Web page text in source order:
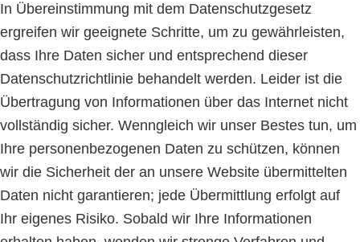
In Übereinstimmung mit dem Datenschutzgesetz
ergreifen wir geeignete Schritte, um zu gewährleisten,
dass Ihre Daten sicher und entsprechend dieser
Datenschutzrichtlinie behandelt werden. Leider ist die
Übertragung von Informationen über das Internet nicht
vollständig sicher. Wenngleich wir unser Bestes tun, um
Ihre personenbezogenen Daten zu schützen, können
wir die Sicherheit der an unsere Website übermittelten
Daten nicht garantieren; jede Übermittlung erfolgt auf
Ihr eigenes Risiko. Sobald wir Ihre Informationen